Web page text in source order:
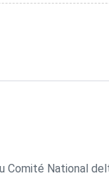
Comité National